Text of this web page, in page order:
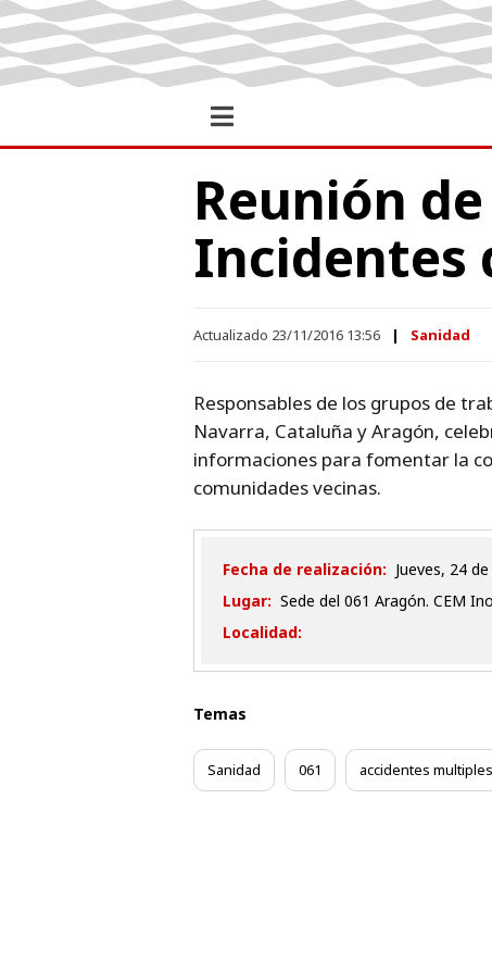
Reunión
Incidentes
Actualizado 23/11/2016 13:56 Sanidad
Responsables de los grupos de
Navarra, Cataluña y Aragón,
informaciones para fomentar la
comunidades vecinas.
Fecha de realización:
jueves, 24
Lugar: Sede del 061 Aragón. CEM
Localidad:
Temas
Sanidad 061 accidentes